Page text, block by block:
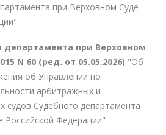
при Верховном Суде
департамента при Верховном
N 60 (ред. от 05.05.2026) "Об
об Управлении по
арбитражных и
судов Судебного департамента
Российской Федерации"